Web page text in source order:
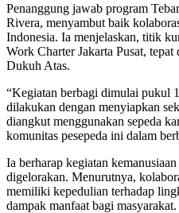
Penanggung jawab program
Rivera, menyambut baik
Indonesia. Ia menjelaskan, titik
Work Charter Jakarta Pusat,
Dukuh Atas.
“Kegiatan berbagi dimulai pukul
dilakukan dengan menyiapkan
diangkut menggunakan sepeda
komunitas pesepeda ini dalam
Ia berharap kegiatan
digelorakan. Menurutnya,
memiliki kepedulian terhadap
dampak manfaat bagi masyarakat.